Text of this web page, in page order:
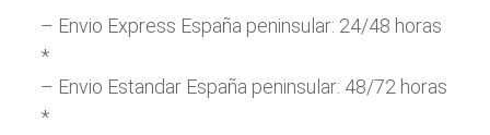
– Envio Express España peninsular: 24/48 horas
*
– Envio Estandar España peninsular: 48/72 horas
*